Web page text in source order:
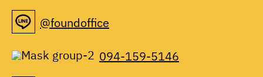
@foundoffice
094-159-5146